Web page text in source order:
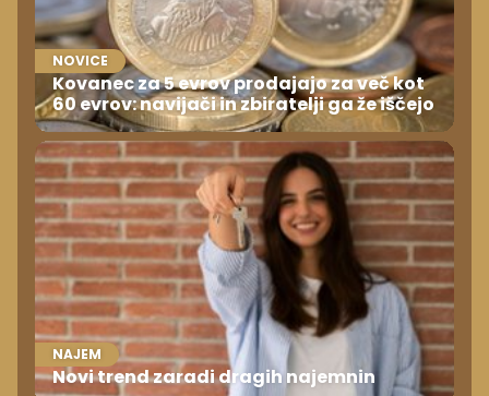
NOVICE
Kovanec za 5 evrov prodajajo za več kot
60 evrov: navijači in zbiratelji ga že iščejo
NAJEM
Novi trend zaradi dragih najemnin